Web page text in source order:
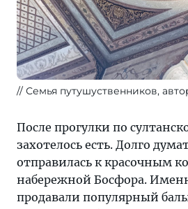
Семья путушуственников,
После прогулки по
захотелось есть. Долго
отправилась к красочным
набережной Босфора.
продавали популярный